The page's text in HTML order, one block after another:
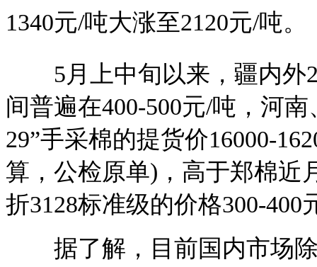
1340元/吨大涨至2120元/吨。
5月上中旬以来，疆内外
间普遍在400-500元/吨，河
29”手采棉的提货价16000-
算，公检原单)，高于郑棉近
折3128标准级的价格300-400
据了解，目前国内市场除